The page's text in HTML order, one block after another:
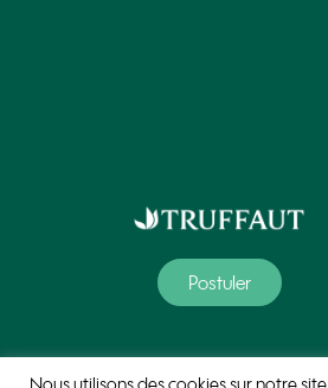
Postuler